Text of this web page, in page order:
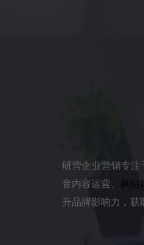
研营企业营销专
音内容运营、
网站
升品牌影响力，获